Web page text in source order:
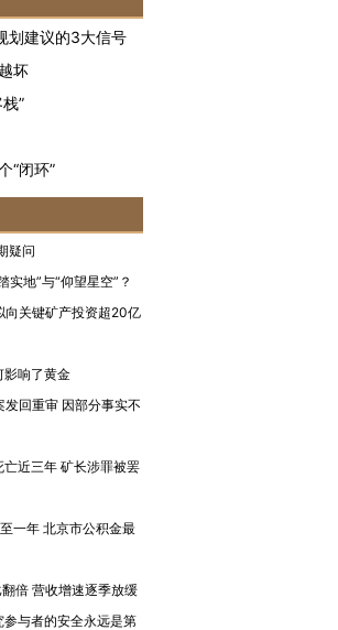
为“蟑螂”的印
街头抗争将教
视线｜“入侵”还是“人道危
机”？难民潮撕裂西班牙
划建议的3大信号
坏
”
“闭环”
疑问
实地”与“仰望星空”？
向关键矿产投资超20亿
影响了黄金
发回重审 因部分事实不
近三年 矿长涉罪被罢
一年 北京市公积金最
倍 营收增速逐季放缓
与者的安全永远是第